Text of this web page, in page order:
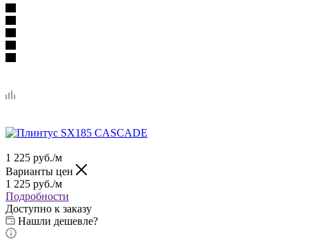
1 225 руб./м
Варианты цен
1 225 руб./м
Подробности
Доступно к заказу
Нашли дешевле?